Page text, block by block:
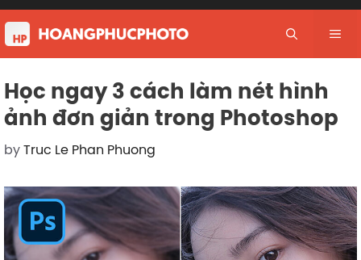
Skip
to
content
Học ngay 3 cách làm nét hình
ảnh đơn giản trong Photoshop
byTruc Le Phan Phuong